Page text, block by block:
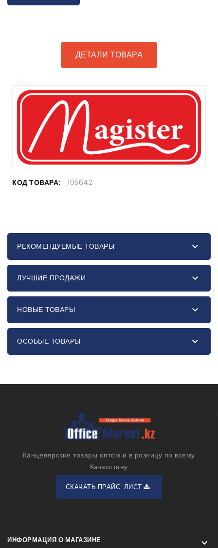
ДЕТАЛИ ТОВАРА
КОД ТОВАРА: 105642
РЕКОМЕНДУЕМЫЕ ТОВАРЫ 
ЛУЧШИЕ ПРОДАЖИ 
НОВЫЕ ТОВАРЫ 
ОСОБЫЕ ТОВАРЫ 
Канцелярские товары оптом и в розницу по всему
Казахстану
СКАЧАТЬ ПРАЙС-ЛИСТ
ИНФОРМАЦИЯ О МАГАЗИНЕ 